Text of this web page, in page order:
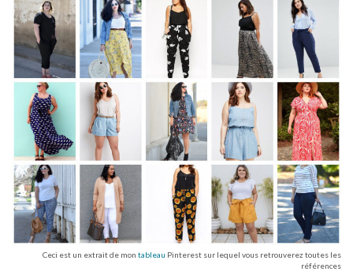
Ceci est un extrait de mon tableau Pinterest sur lequel vous retrouverez toutes les
références